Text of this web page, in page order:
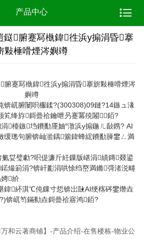
产品中心 
鎹腑蹇冩槸鍏徃浜у搧涓昏搴
敤棰嗗煙涔嬩竴
屼腑闄呮棴鍒?(300308)09鏈?14鏃ュ湪
笂绛斿鎶曡祫鑰呭叧蹇冪殑闂銆?
檯鏃垱鐨勫厜妯″潡浜у搧鍦ㄦ敮鎸? AI
缓璁句腑锛屾湁鍝簺鍏蜂綋鐨勫簲鐢ㄥ満
璧勮?呮偍濂斤紝鏁版嵁涓績鏄叕鍙
熶箣涓?锛屽彲涓哄悇绉嶅満鏅彁渚涚畻
紒
紑淇℃伅鏁寸悊锛岀敱AI绠楁硶鐢熸垚
锛屼笉鏋勬垚鎶曡祫寤鸿銆?
万和云著商铺】-产品介绍-在售楼栋-物业公